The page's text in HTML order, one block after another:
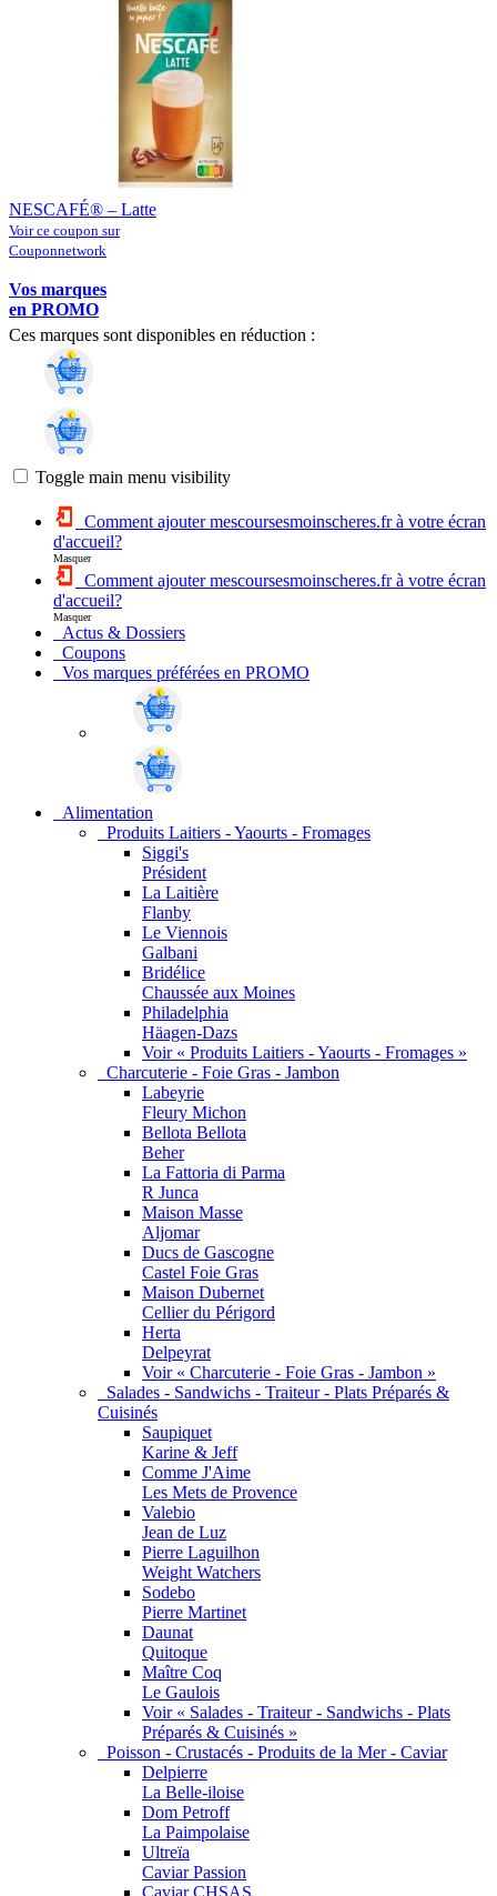
NESCAFÉ® – Latte
Voir ce coupon sur
Couponnetwork
Vos marques
en PROMO
Ces marques sont disponibles en réduction :
Toggle main menu visibility
Comment ajouter mescoursesmoinscheres.fr à votre écran
d'accueil?
Masquer
Comment ajouter mescoursesmoinscheres.fr à votre écran
d'accueil?
Masquer
Actus & Dossiers
Coupons
Vos marques préférées en PROMO
Alimentation
Produits Laitiers - Yaourts - Fromages
Siggi's
Président
La Laitière
Flanby
Le Viennois
Galbani
Bridélice
Chaussée aux Moines
Philadelphia
Häagen-Dazs
Voir « Produits Laitiers - Yaourts - Fromages »
Charcuterie - Foie Gras - Jambon
Labeyrie
Fleury Michon
Bellota Bellota
Beher
La Fattoria di Parma
R Junca
Maison Masse
Aljomar
Ducs de Gascogne
Castel Foie Gras
Maison Dubernet
Cellier du Périgord
Herta
Delpeyrat
Voir « Charcuterie - Foie Gras - Jambon »
Salades - Sandwichs - Traiteur - Plats Préparés &
Cuisinés
Saupiquet
Karine & Jeff
Comme J'Aime
Les Mets de Provence
Valebio
Jean de Luz
Pierre Laguilhon
Weight Watchers
Sodebo
Pierre Martinet
Daunat
Quitoque
Maître Coq
Le Gaulois
Voir « Salades - Traiteur - Sandwichs - Plats
Préparés & Cuisinés »
Poisson - Crustacés - Produits de la Mer - Caviar
Delpierre
La Belle-iloise
Dom Petroff
La Paimpolaise
Ultreïa
Caviar Passion
Caviar CHSAS